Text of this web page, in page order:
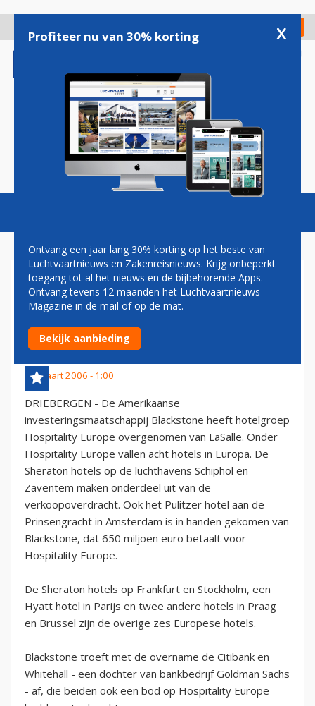
gaan
Check in
Magazine Podcasts Vacatures
SHERATON HOTELS
SCHIPHOL EN ZAVENTEM IN
HANDEN VAN BLACKSTONE
22 maart 2006 - 1:00
DRIEBERGEN - De Amerikaanse
investeringsmaatschappij Blackstone heeft hotelgroep
Hospitality Europe overgenomen van LaSalle. Onder
Hospitality Europe vallen acht hotels in Europa. De
Sheraton hotels op de luchthavens Schiphol en
Zaventem maken onderdeel uit van de
verkoopoverdracht. Ook het Pulitzer hotel aan de
Prinsengracht in Amsterdam is in handen gekomen van
Blackstone, dat 650 miljoen euro betaalt voor
Hospitality Europe.
De Sheraton hotels op Frankfurt en Stockholm, een
Hyatt hotel in Parijs en twee andere hotels in Praag
en Brussel zijn de overige zes Europese hotels.
Blackstone troeft met de overname de Citibank en
Whitehall - een dochter van bankbedrijf Goldman Sachs
- af, die beiden ook een bod op Hospitality Europe
Profiteer nu van 30% korting x
Ontvang een jaar lang 30% korting op het beste van
Luchtvaartnieuws en Zakenreisnieuws. Krijg onbeperkt
toegang tot al het nieuws en de bijbehorende Apps.
Ontvang tevens 12 maanden het Luchtvaartnieuws
Magazine in de mail of op de mat.
Bekijk aanbieding